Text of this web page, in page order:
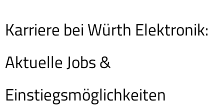
Karriere bei Würth Elektronik:
Aktuelle Jobs &
Einstiegsmöglichkeiten